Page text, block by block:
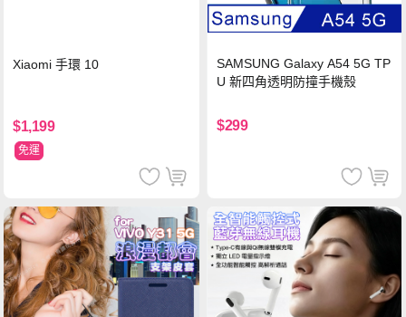
Xiaomi 手環 10
$1,199
免運
SAMSUNG Galaxy A54 5G TP
U 新四角透明防撞手機殼
$299